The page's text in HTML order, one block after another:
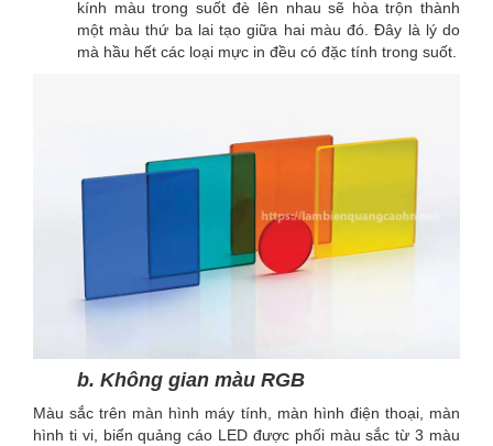
kính màu trong suốt đè lên nhau sẽ hòa trộn thành
một màu thứ ba lai tạo giữa hai màu đó. Đây là lý do
mà hầu hết các loại mực in đều có đặc tính trong suốt.
b. Không gian màu RGB
Màu sắc trên màn hình máy tính, màn hình điện thoại, màn
hình ti vi, biển quảng cáo LED được phối màu sắc từ 3 màu